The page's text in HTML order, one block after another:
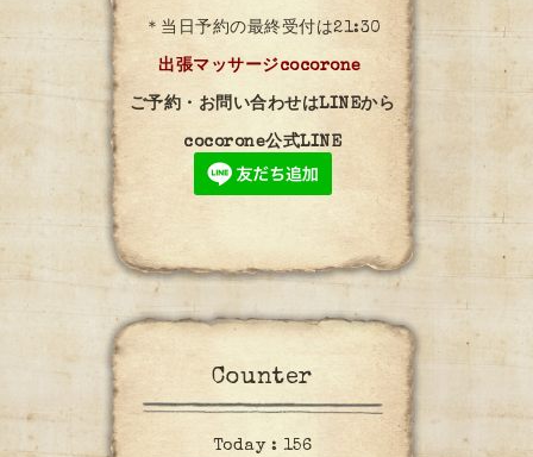
＊当日予約の最終受付は21:30
出張マッサージcocorone
ご予約・お問い合わせはLINEから
cocorone公式LINE
Counter
Today : 156